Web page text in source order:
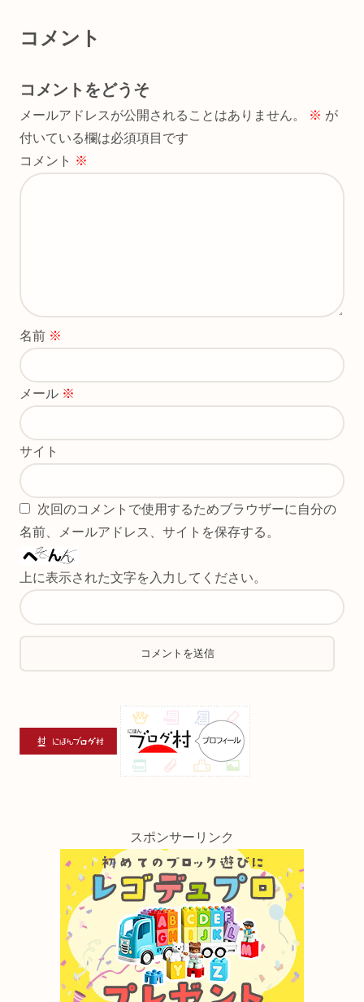
コメント
コメントをどうそ
メールアドレスが公開されることはありません。 ※ が
付いている欄は必須項目です
コメント ※
名前 ※
メール ※
サイト
次回のコメントで使用するためブラウザーに自分の
名前、メールアドレス、サイトを保存する。
上に表示された文字を入力してください。
スポンサーリンク